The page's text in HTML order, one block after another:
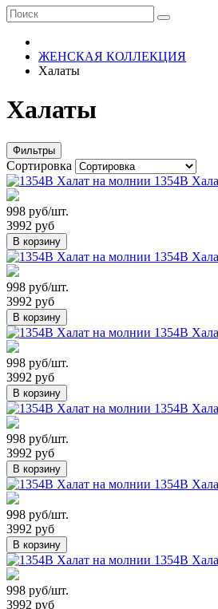
ЖЕНСКАЯ КОЛЛЕКЦИЯ
Халаты
Халаты
Фильтры
Сортировка
1354В
998 руб/шт.
3992 руб
В корзину
1354В
998 руб/шт.
3992 руб
В корзину
1354В
998 руб/шт.
3992 руб
В корзину
1354В
998 руб/шт.
3992 руб
В корзину
1354В
998 руб/шт.
3992 руб
В корзину
1354В
998 руб/шт.
3992 руб